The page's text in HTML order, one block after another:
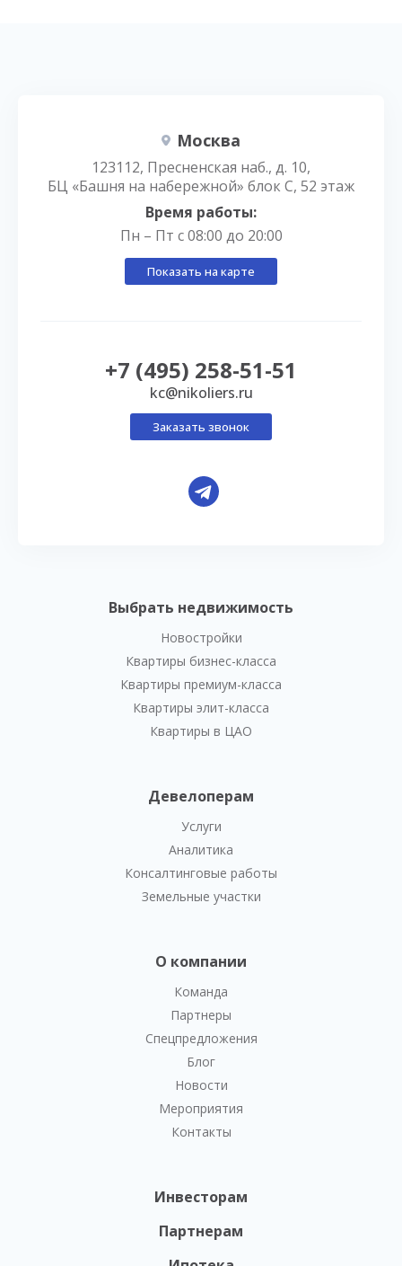
Выбрать недвижимость
Новостройки
Квартиры бизнес-класса
Квартиры премиум-класса
Квартиры элит-класса
Квартиры в ЦАО
Девелоперам
Услуги
Аналитика
Консалтинговые работы
Земельные участки
О компании
Команда
Партнеры
Спецпредложения
Блог
Новости
Мероприятия
Контакты
Инвесторам
Партнерам
Москва
123112, Пресненская наб., д. 10,
БЦ «Башня на набережной» блок С, 52 этаж
Время работы:
Пн – Пт с 08:00 до 20:00
Показать на карте
+7 (495) 258-51-51
kc@nikoliers.ru
Заказать звонок